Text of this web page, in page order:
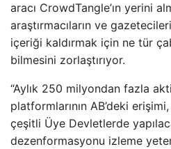
aracı CrowdTangle’ın yerini
araştırmacıların ve
içeriği kaldırmak için ne tür
bilmesini zorlaştırıyor.
“Aylık 250 milyondan fazla
platformlarının AB’deki
çeşitli Üye Devletlerde
dezenformasyonu izleme